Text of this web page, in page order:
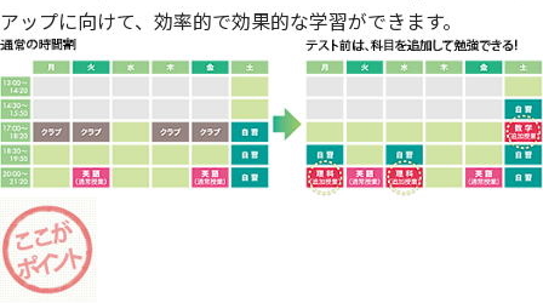
アップに向けて、効率的で効果的な学習ができます。